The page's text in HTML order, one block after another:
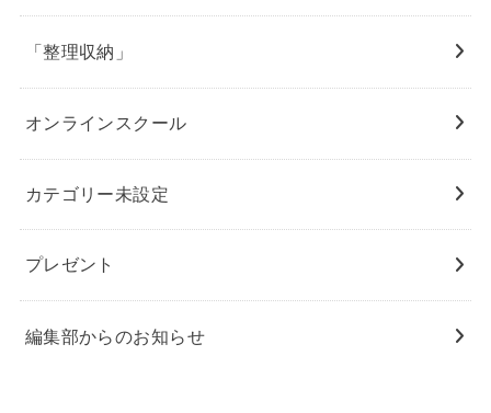
「整理収納」
オンラインスクール
カテゴリー未設定
プレゼント
編集部からのお知らせ